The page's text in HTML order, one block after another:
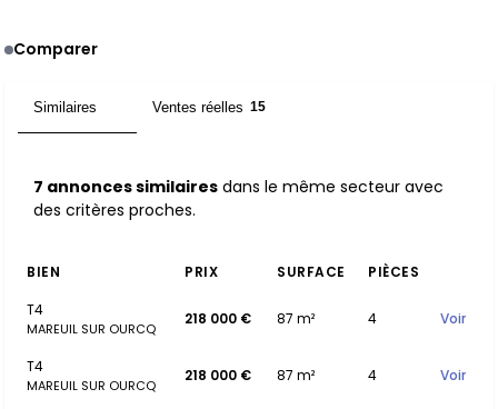
Comparer
Similaires Ventes réelles 15
7 annonces similaires dans le même secteur avec
des critères proches.
BIEN PRIX SURFACE
PIÈCES
T4
MAREUIL SUR OURCQ
218 000 € 87 m² 4 Voir
T4
MAREUIL SUR OURCQ
218 000 € 87 m² 4 Voir